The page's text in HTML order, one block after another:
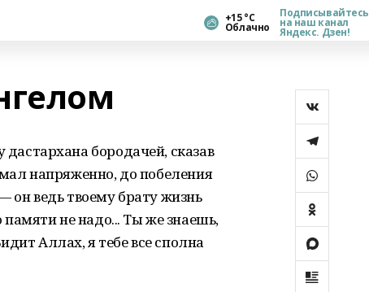
+15 °С
Облачно
Подписывайтесь
на наш канал
Яндекс. Дзен!
бородачей, сказав
напряженно, до побеления
ведь твоему брату жизнь
не надо... Ты же знаешь,
Аллах, я тебе все сполна